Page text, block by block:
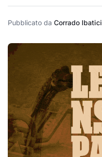
Pubblicato da Corrado Ibatici